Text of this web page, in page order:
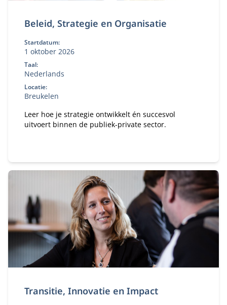
Beleid, Strategie en Organisatie
Startdatum:
1 oktober 2026
Taal:
Nederlands
Locatie:
Breukelen
Leer hoe je strategie ontwikkelt én succesvol
uitvoert binnen de publiek-private sector.
Transitie, Innovatie en Impact